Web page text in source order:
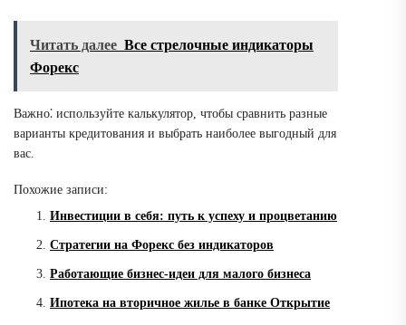
Читать далее Все стрелочные индикаторы
Форекс
Важно⁚ используйте калькулятор, чтобы сравнить разные
варианты кредитования и выбрать наиболее выгодный для
вас.
Похожие записи:
Инвестиции в себя: путь к успеху и процветанию
Стратегии на Форекс без индикаторов
Работающие бизнес-идеи для малого бизнеса
Ипотека на вторичное жилье в банке Открытие